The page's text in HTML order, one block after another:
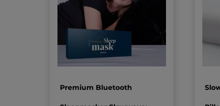
Premium Bluetooth